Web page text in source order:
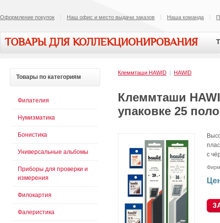
Оформление покупок Наш офис и место выдачи заказов Наша команда
ТОВАРЫ ДЛЯ КОЛЛЕКЦИОНИРОВАНИЯ
Клеммташи HAWID | HAWID
Клеммташи
упаковке 25
с
Товары по категориям
Филателия
Нумизматика
Бонистика
Универсальные альбомы
Приборы для проверки и
измерения
Филокартия
Фалеристика